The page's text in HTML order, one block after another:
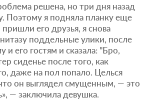
решена, но три дня назад
Поэтому я подняла планку еще
его друзья, я снова
поддельные улики, после
и его гостям и сказала: "Бро,
сиденье после того, как
даже на пол попало. Целься
он выглядел смущенным, — это
— заключила девушка.